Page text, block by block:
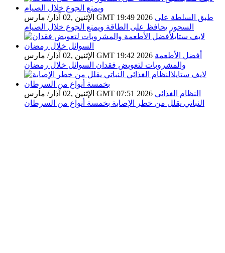
الإثنين ,02 آذار/ مارس GMT 19:49 2026 طبق السلطة على
السحور يحافظ على الطاقة ويمنع الجوع خلال الصيام
الإثنين ,02 آذار/ مارس GMT 19:42 2026 أفضل الأطعمة
والمشروبات لتعويض فقدان السوائل خلال رمضان
الإثنين ,02 آذار/ مارس GMT 07:51 2026 النظام الغذائي
النباتي يقلل من خطر الإصابة بخمسة أنواع من السرطان